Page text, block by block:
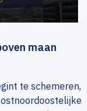
maan
te schemeren,